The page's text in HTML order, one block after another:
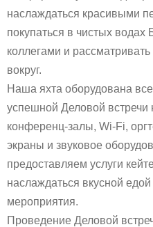
наслаждаться красивыми
покупаться в чистых
коллегами и
вокруг.
Наша яхта оборудована
успешной Деловой
конференц-залы, Wi-Fi,
экраны и звуковое
предоставляем услуги
наслаждаться вкусной
мероприятия.
Проведение Деловой